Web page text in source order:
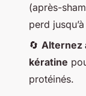
(après-
perd jusqu’à
🔄 Alternez
kératine
protéinés.